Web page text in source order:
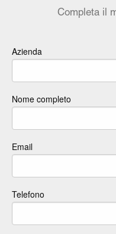
Completa il
Azienda
Nome completo
Email
Telefono